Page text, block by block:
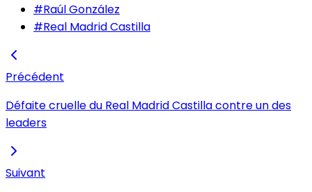
#Raúl González
#Real Madrid Castilla
Précédent
Défaite cruelle du Real Madrid Castilla contre un des
leaders
Suivant